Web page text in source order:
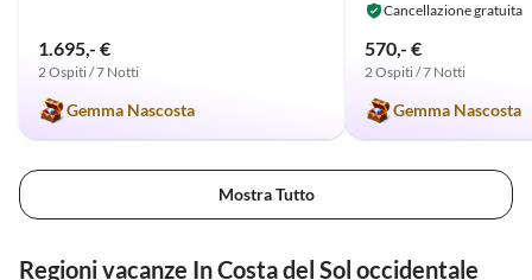
1.695,- €
2 Ospiti / 7 Notti
Gemma Nascosta
Cancellazione gratuita
570,- €
2 Ospiti / 7 Notti
Gemma Nascosta
Mostra Tutto
Regioni vacanze In Costa del Sol occidentale